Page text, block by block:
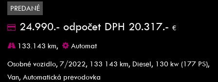
PREDANÉ
24.990.- odpočet DPH 20.317.- €
133.143 km,
Automat
Osobné vozidlo, 7/2022, 133 143 km, Diesel, 130 kw (177 PS),
Van, Automatická prevodovka